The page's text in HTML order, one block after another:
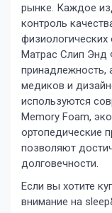
рынке. Каждое
контроль
физиологических
Матрас Слип Энд
принадлежность,
медиков и
используются
Memory Foam,
ортопедические
позволяют
долговечности.
Если вы хотите
внимание на